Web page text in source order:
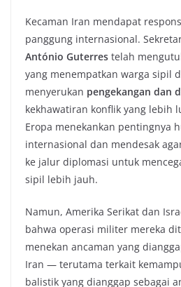
Kecaman Iran mendapat
panggung internasional.
António Guterres telah
yang menempatkan warga sipil
menyerukan pengekangan dan
kekhawatiran konflik yang lebih
Eropa menekankan pentingnya
internasional dan mendesak
ke jalur diplomasi untuk
sipil lebih jauh.
Namun, Amerika Serikat dan
bahwa operasi militer mereka
menekan ancaman yang
Iran — terutama terkait
balistik yang dianggap sebagai